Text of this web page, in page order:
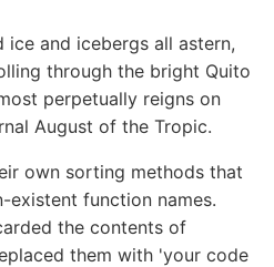
ice and icebergs all astern,
through the bright Quito
perpetually reigns on
August of the Tropic.
own sorting methods that
existent function names.
the contents of
them with 'your code